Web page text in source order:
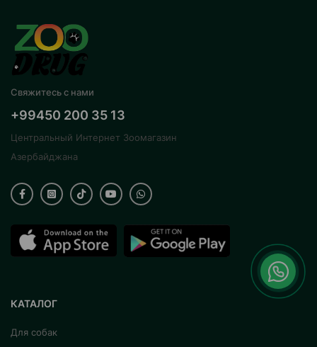
Свяжитесь с нами
+99450 200 35 13
Центральный Интернет Зоомагазин
Азербайджана
КАТАЛОГ
Для собак